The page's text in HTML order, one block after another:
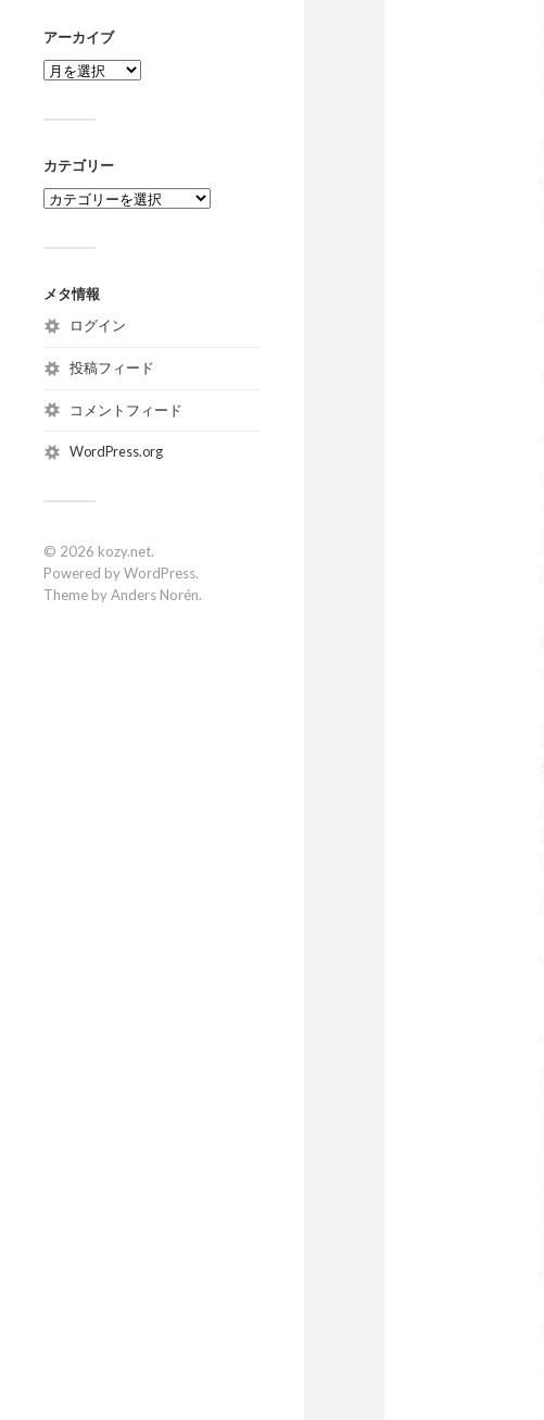
アーカイブ
カテゴリー
メタ情報
ログイン
投稿フィード
コメントフィード
WordPress.org
© 2026 kozy.net.
Powered byWordPress.
Theme byAnders Norén.